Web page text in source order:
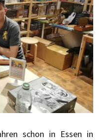
schon in Essen in